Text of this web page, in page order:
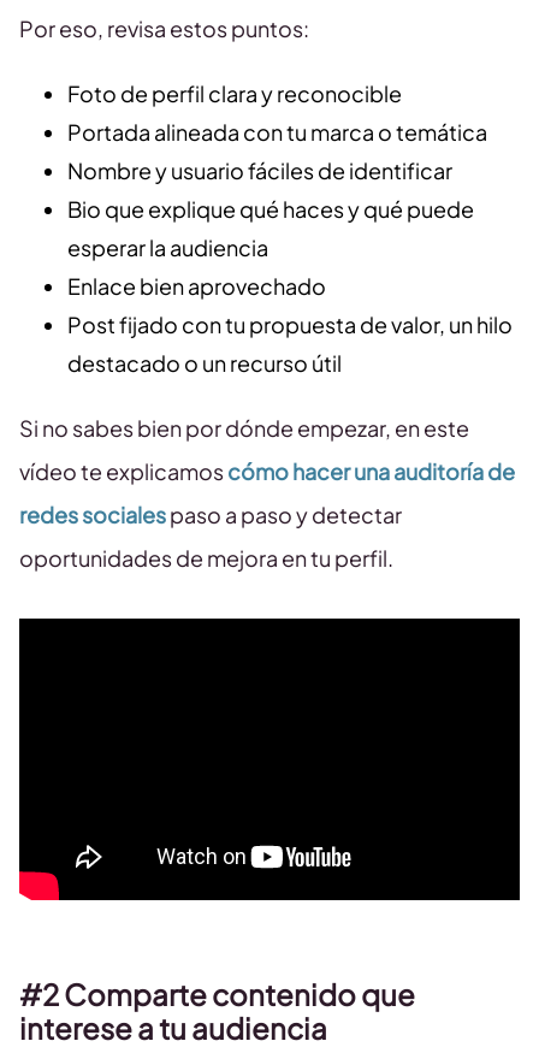
Por eso, revisa estos puntos:
Foto de perfil clara y reconocible
Portada alineada con tu marca o temática
Nombre y usuario fáciles de identificar
Bio que explique qué haces y qué puede
esperar la audiencia
Enlace bien aprovechado
Post fijado con tu propuesta de valor, un hilo
destacado o un recurso útil
Si no sabes bien por dónde empezar, en este
vídeo te explicamoscómo hacer una auditoría de
redes socialespaso a paso y detectar
oportunidades de mejora en tu perfil.
#2 Comparte contenido que
interese a tu audiencia